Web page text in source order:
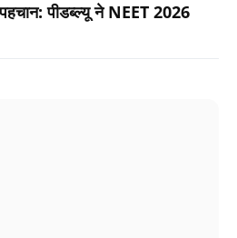
पीडब्ल्यू ने NEET 2026